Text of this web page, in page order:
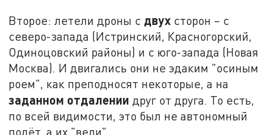
Второе: летели дроны с двух сторон – с
северо-запада (Истринский, Красногорский,
Одиноцовский районы) и с юго-запада (Новая
Москва). И двигались они не эдаким "осиным
роем", как преподносят некоторые, а на
заданном отдалении друг от друга. То есть,
по всей видимости, это был не автономный
полёт, а их "вели".